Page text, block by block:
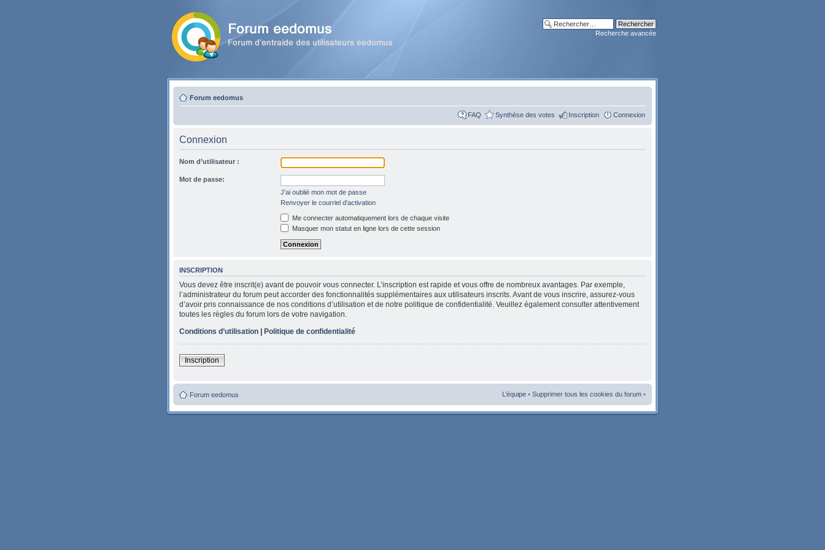
Recherche avancée
Forum eedomus
FAQ Synthèse des votes Inscription Connexion
Connexion
Nom d’utilisateur :
Mot de passe:
J’ai oublié mon mot de passe
Renvoyer le courriel d’activation
Me connecter automatiquement lors de chaque visite
Masquer mon statut en ligne lors de cette session
INSCRIPTION
Vous devez être inscrit(e) avant de pouvoir vous connecter. L’inscription est rapide et vous offre de nombreux avantages. Par exemple,
l’administrateur du forum peut accorder des fonctionnalités supplémentaires aux utilisateurs inscrits. Avant de vous inscrire, assurez-vous
d’avoir pris connaissance de nos conditions d’utilisation et de notre politique de confidentialité. Veuillez également consulter attentivement
toutes les règles du forum lors de votre navigation.
Conditions d’utilisation | Politique de confidentialité
Inscription
Forum eedomus L’équipe • Supprimer tous les cookies du forum •